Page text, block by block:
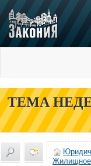
ТЕМА
Жилищное